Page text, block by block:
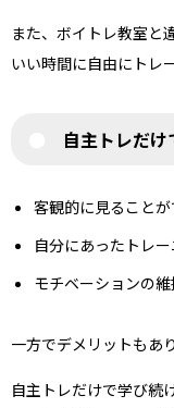
また、ボイトレ教室と
いい時間に自由にトレ
自主トレだ
客観的に見ること
自分にあったトレ
モチベーションの
一方でデメリットもあ
自主トレだけで学び続